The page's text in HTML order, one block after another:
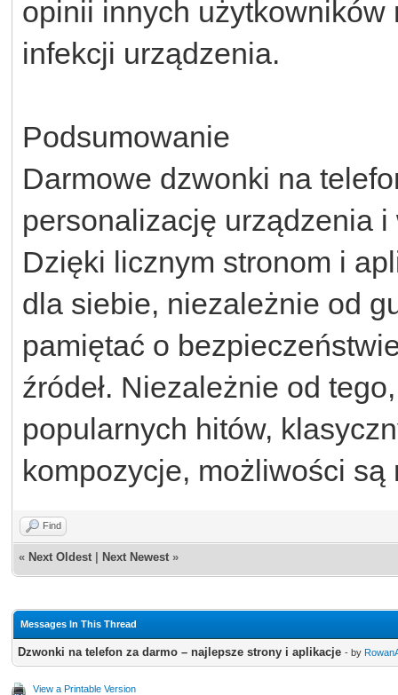
opinii innych
infekcji urządzenia.
Podsumowanie
Darmowe dzwonki na
personalizację urządzenia
Dzięki licznym stronom i
dla siebie, niezależnie od
pamiętać o
źródeł. Niezależnie od
popularnych hitów,
kompozycje, możliwości
Find
« Next Oldest Next Newest »
Messages In This Thread
Dzwonki na telefon za darmo – najlepsze strony i aplikacje - by
View a Printable Version